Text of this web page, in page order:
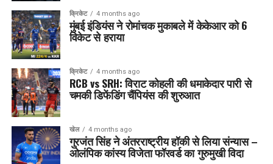
क्रिकेट 4 months ago
मुंबई इंडियंस ने रोमांचक मुकाबले में केकेआर को 6
विकेट से हराया
क्रिकेट 4 months ago
RCB vs SRH: विराट कोहली की धमाकेदार पारी से
चमकी डिफेंडिंग चैंपियंस की शुरुआत
खेल 4 months ago
गुरजंत सिंह ने अंतरराष्ट्रीय हॉकी से लिया संन्यास –
ओलंपिक कांस्य विजेता फॉरवर्ड का गुरुमुखी विदा